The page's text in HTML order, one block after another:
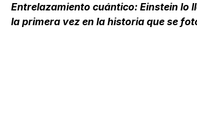
Entrelazamiento cuántico: Einstein lo
la primera vez en la historia que se